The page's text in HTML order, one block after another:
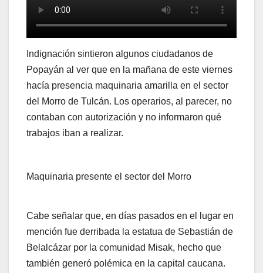
Indignación sintieron algunos ciudadanos de
Popayán al ver que en la mañana de este viernes
hacía presencia maquinaria amarilla en el sector
del Morro de Tulcán. Los operarios, al parecer, no
contaban con autorización y no informaron qué
trabajos iban a realizar.
Maquinaria presente el sector del Morro
Cabe señalar que, en días pasados en el lugar en
mención fue derribada la estatua de Sebastián de
Belalcázar por la comunidad Misak, hecho que
también generó polémica en la capital caucana.